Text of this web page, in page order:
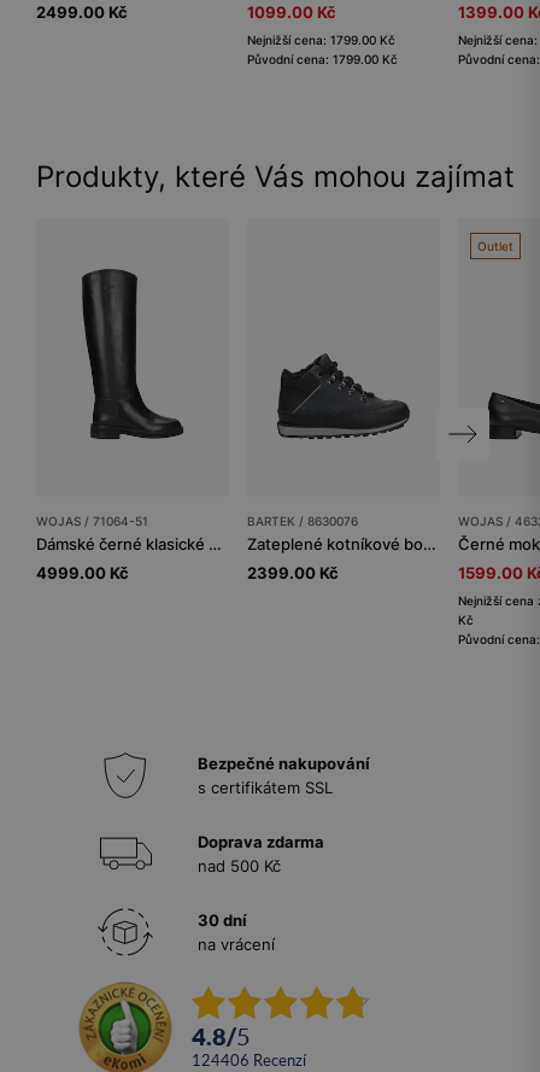
2499.00 Kč
1099.00 Kč
Nejnižší cena: 1799.00 Kč
Původní cena: 1799.00 Kč
1399.00
Nejnižší
Původní
Produkty, které Vás mohou zajímat
WOJAS / 71064-51
Dámské černé klasické kozačky z hladké kůže
4999.00 Kč
BARTEK / 8630076
Zateplené kotníkové boty Wojas x Bartek 8630076, pro kluky, tmavě modro-černé
2399.00 Kč
Outlet
WOJAS /
1599.00
Nejnižší cena
Kč
Původní
Bezpečné nakupování
s certifikátem SSL
Doprava zdarma
nad 500 Kč
30 dní
na vrácení
4.8/5
124406 recenzí